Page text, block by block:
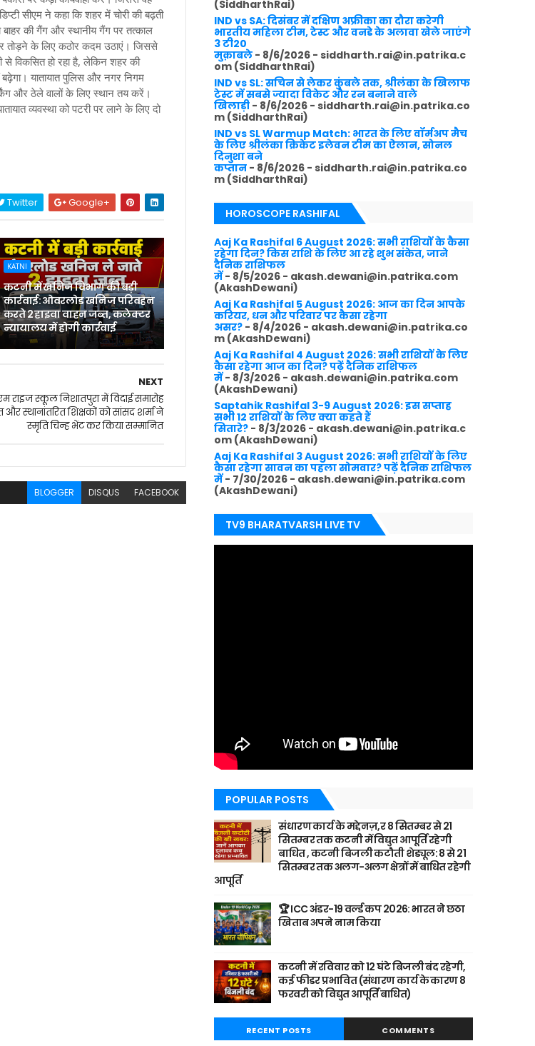
सीएम ने कहा कि शहर में चोरी की बढ़ती
बाहर की गैंग और स्थानीय गैंग पर तत्काल
तोड़ने के लिए कठोर कदम उठाएं। जिससे
विकसित हो रहा है, लेकिन शहर की
बढ़ेगा। यातायात पुलिस और नगर निगम
और ठेले वालों के लिए स्थान तय करें।
व्यवस्था को पटरी पर लाने के लिए दो
Twitter Google+
KATNI
कटनी में खनिज विभाग की बड़ी
कार्रवाई: ओवरलोड खनिज परिवहन
करते 2 हाइवा वाहन जब्त, कलेक्टर
न्यायालय में होगी कार्रवाई
NEXT
राइज स्कूल निशातपुरा में विदाई समारोह
और स्थानांतरित शिक्षकों को सांसद शर्मा ने
स्मृति चिन्ह भेंट कर किया सम्मानित
BLOGGER DISQUS FACEBOOK
(SiddharthRai)
IND vs SA: दिसंबर में दक्षिण अफ्रीका का दौरा करेगी
भारतीय महिला टीम, टेस्ट और वनडे के अलावा खेले जाएंगे
3 टी20
मुक़ाबले - 8/6/2026 - siddharth.rai@in.patrika.c
om (SiddharthRai)
IND vs SL: सचिन से लेकर कुंबले तक, श्रीलंका के खिलाफ
टेस्ट में सबसे ज्यादा विकेट और रन बनाने वाले
खिलाड़ी - 8/6/2026 - siddharth.rai@in.patrika.co
m (SiddharthRai)
IND vs SL Warmup Match: भारत के लिए वॉर्मअप मैच
के लिए श्रीलंका क्रिकेट इलेवन टीम का ऐलान, सोनल
दिनुशा बने
कप्तान - 8/6/2026 - siddharth.rai@in.patrika.co
m (SiddharthRai)
HOROSCOPE RASHIFAL
Aaj Ka Rashifal 6 August 2026: सभी राशियों के कैसा
रहेगा दिन? किस राशि के लिए आ रहे शुभ संकेत, जाने
दैनिक राशिफल
में- 8/5/2026 - akash.dewani@in.patrika.com
(AkashDewani)
Aaj Ka Rashifal 5 August 2026: आज का दिन आपके
करियर, धन और परिवार पर कैसा रहेगा
असर? - 8/4/2026 - akash.dewani@in.patrika.co
m (AkashDewani)
Aaj Ka Rashifal 4 August 2026: सभी राशियों के लिए
कैसा रहेगा आज का दिन? पढ़ें दैनिक राशिफल
में- 8/3/2026 - akash.dewani@in.patrika.com
(AkashDewani)
Saptahik Rashifal 3-9 August 2026: इस सप्ताह
सभी 12 राशियों के लिए क्या कहते हैं
सितारे? - 8/3/2026 - akash.dewani@in.patrika.c
om (AkashDewani)
Aaj Ka Rashifal 3 August 2026: सभी राशियों के लिए
कैसा रहेगा सावन का पहला सोमवार? पढ़ें दैनिक राशिफल
में- 7/30/2026 - akash.dewani@in.patrika.com
(AkashDewani)
TV9 BHARATVARSH LIVE TV
POPULAR POSTS
संधारण कार्य के मद्देनज़,र 8 सितम्बर से 21
सितम्बर तक कटनी में विद्युत आपूर्ति रहेगी
बाधित , कटनी बिजली कटौती शेड्यूल: 8 से 21
सितम्बर तक अलग-अलग क्षेत्रों में बाधित रहेगी
आपूर्ति
🏆 ICC अंडर-19 वर्ल्ड कप 2026: भारत ने छठा
खिताब अपने नाम किया
कटनी में रविवार को 12 घंटे बिजली बंद रहेगी,
कई फीडर प्रभावित (संधारण कार्य के कारण 8
फरवरी को विद्युत आपूर्ति बाधित)
RECENT POSTS COMMENTS